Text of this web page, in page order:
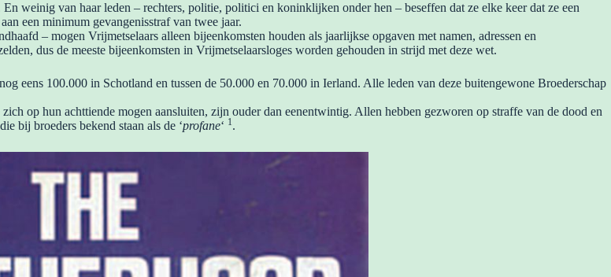
weinig van haar leden – rechters, politie, politici en koninklijken onder hen – beseffen dat ze elke keer dat ze een
een minimum gevangenisstraf van twee jaar.
– mogen Vrijmetselaars alleen bijeenkomsten houden als jaarlijkse opgaven met namen, adressen en
dus de meeste bijeenkomsten in Vrijmetselaarsloges worden gehouden in strijd met deze wet.
eens 100.000 in Schotland en tussen de 50.000 en 70.000 in Ierland. Alle leden van deze buitengewone Broederschap
op hun achttiende mogen aansluiten, zijn ouder dan eenentwintig. Allen hebben gezworen op straffe van de dood en
bij broeders bekend staan ​​als de ‘profane‘ 1.